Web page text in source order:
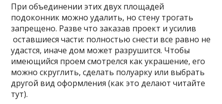
При объединении этих двух площадей
подоконник можно удалить, но стену трогать
запрещено. Разве что заказав проект и усилив
оставшиеся части: полностью снести все равно не
удастся, иначе дом может разрушится. Чтобы
имеющийся проем смотрелся как украшение, его
можно скруглить, сделать полуарку или выбрать
другой вид оформления (как это делают читайте
тут).